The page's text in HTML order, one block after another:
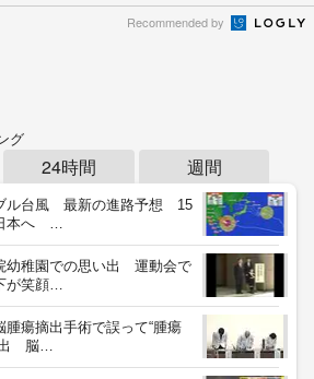
Recommended by
グ
24時間 週間
ブル台風 最新の進路予想 15
本へ …
幼稚園での思い出 運動会で
が笑顔…
腫瘍摘出手術で誤って“腫瘍
出 脳…